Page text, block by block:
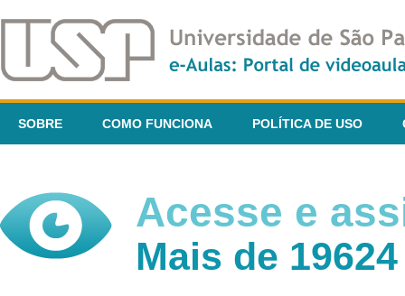
SOBRE COMO FUNCIONA POLÍTICA DE USO
Acesse e
Mais de